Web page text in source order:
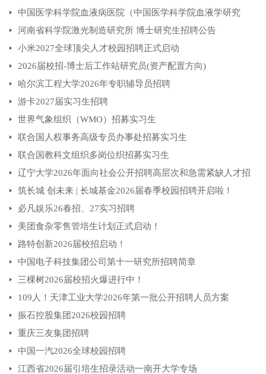
中国医学科学院血液病医院（中国医学科学院血液学研究
所） 临床医学博士后
河南省科学院激光制造研究所 博士研究生招聘公告
小米2027全球顶尖人才校园招聘正式启动
2026届校招-博士后工作站研究员(资产配置方向)
哈尔滨工程大学2026年专职辅导员招聘
游卡2027届实习生招聘
世界气象组织（WMO）招募实习生
联合国人权事务高级专员办事处招募实习生
联合国教科文组织多岗位织招募实习生
辽宁大学2026年面向社会公开招聘高层次和急需紧缺人才招
聘公告（第一批）
筑长城 创未来 | 长城基金2026届春季校园招聘开启啦！
必凡娱乐26春招、27实习招聘
美团食杂零售管培生计划正式启动！
路特创新2026届校招启动！
中国电子科技集团公司第十一研究所招聘简章
三棵树2026届校招火爆进行中！
109人！天津工业大学2026年第一批公开招聘人员方案
振石控股集团2026校园招聘
重庆三友集团招聘
中国一汽2026全球校园招聘
江西省2026届引培生招录活动一南开大学专场